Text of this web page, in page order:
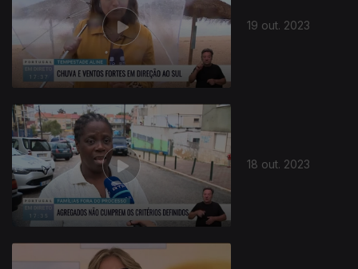
19 out. 2023
18 out. 2023